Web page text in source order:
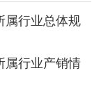
属行业总体规
属行业产销情